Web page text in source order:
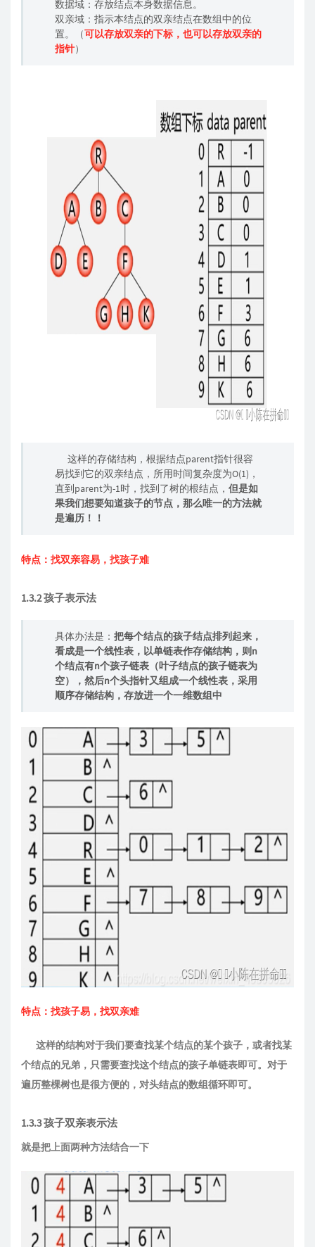
数据域：存放结点本身数据信息。
双亲域：指示本结点的双亲结点在数组中的位
置。（可以存放双亲的下标，也可以存放双亲的
指针）
这样的存储结构，根据结点parent指针很容
易找到它的双亲结点，所用时间复杂度为O(1)，
直到parent为-1时，找到了树的根结点， 但是如
果我们想要知道孩子的节点，那么唯一的方法就
是遍历！！
特点：找双亲容易，找孩子难
1.3.2 孩子表示法
具体办法是： 把每个结点的孩子结点排列起来，
看成是一个线性表，以单链表作存储结构，则n
个结点有n个孩子链表（叶子结点的孩子链表为
空），然后n个头指针又组成一个线性表，采用
顺序存储结构，存放进一个一维数组中
特点：找孩子易，找双亲难
这样的结构对于我们要查找某个结点的某个孩子，或者找某
个结点的兄弟，只需要查找这个结点的孩子单链表即可。对于
遍历整棵树也是很方便的，对头结点的数组循环即可。
1.3.3 孩子双亲表示法
就是把上面两种方法结合一下